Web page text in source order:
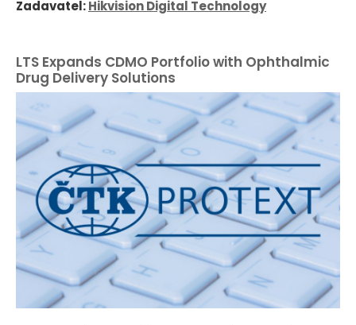
Zadavatel:Hikvision Digital Technology
LTS Expands CDMO Portfolio with Ophthalmic
Drug Delivery Solutions